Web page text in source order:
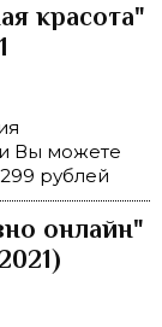
красота"
Вы можете
рублей
онлайн"